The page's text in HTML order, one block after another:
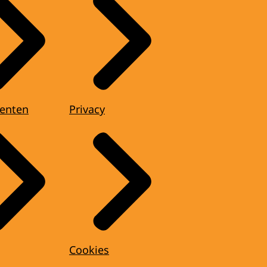
Privacy
Cookies